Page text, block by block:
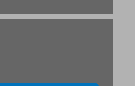
ראשית מלכות שלמה [א, א-ב, מו] ... 19